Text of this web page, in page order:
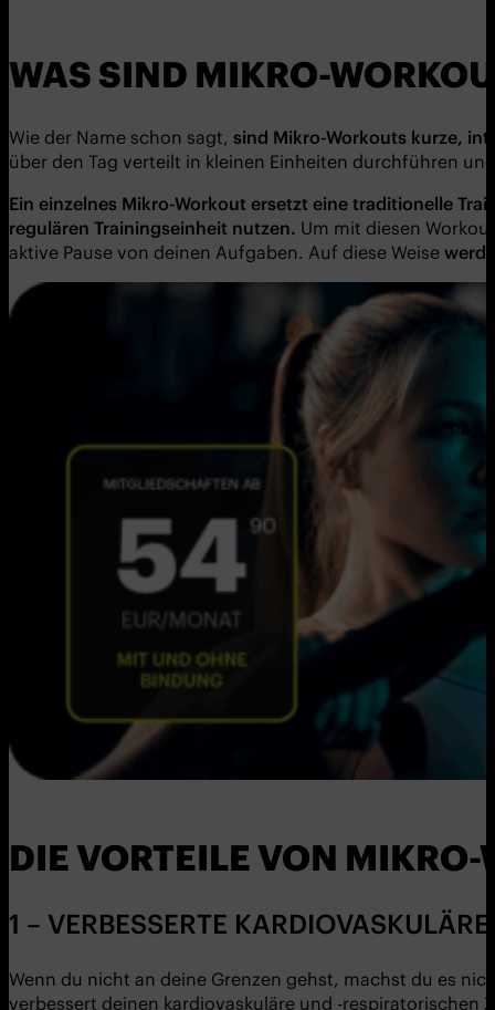
WAS SIND MIKRO-
Wie der Name schon sagt, sind Mikro-Workouts kurze,
über den Tag verteilt in kleinen Einheiten durchführen
Ein einzelnes Mikro-Workout ersetzt eine traditionelle
regulären Trainingseinheit nutzen. Um mit diesen
aktive Pause von deinen Aufgaben. Auf diese Weise
DIE VORTEILE VON MIKRO-
1 – VERBESSERTE
Wenn du nicht an deine Grenzen gehst, machst du es
verbessert deinen kardiovaskuläre und -respiratorischen